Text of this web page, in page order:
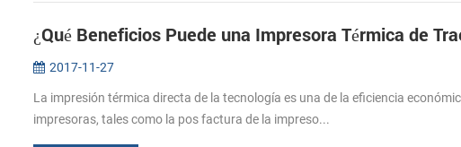
¿Qué Beneficios Puede una Impresora Térmica de
2017-11-27
La impresión térmica directa de la tecnología es una de la eficiencia
impresoras, tales como la pos factura de la impreso...